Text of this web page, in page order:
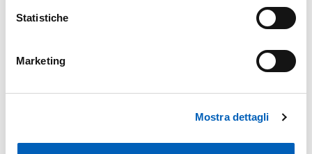
Statistiche
Marketing
Mostra dettagli